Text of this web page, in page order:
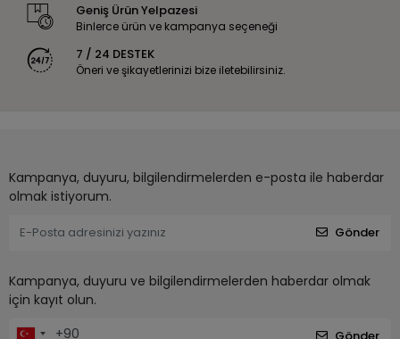
Geniş Ürün Yelpazesi
Binlerce ürün ve kampanya seçeneği
7 / 24 DESTEK
Öneri ve şikayetlerinizi bize iletebilirsiniz.
Kampanya, duyuru, bilgilendirmelerden e-posta ile haberdar
olmak istiyorum.
Gönder
Kampanya, duyuru ve bilgilendirmelerden haberdar olmak
için kayıt olun.